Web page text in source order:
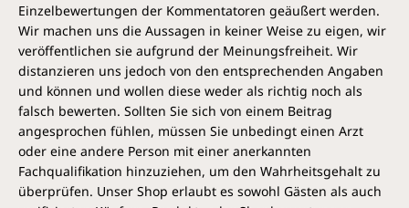
Einzelbewertungen der Kommentatoren geäußert werden.
Wir machen uns die Aussagen in keiner Weise zu eigen, wir
veröffentlichen sie aufgrund der Meinungsfreiheit. Wir
distanzieren uns jedoch von den entsprechenden Angaben
und können und wollen diese weder als richtig noch als
falsch bewerten. Sollten Sie sich von einem Beitrag
angesprochen fühlen, müssen Sie unbedingt einen Arzt
oder eine andere Person mit einer anerkannten
Fachqualifikation hinzuziehen, um den Wahrheitsgehalt zu
überprüfen. Unser Shop erlaubt es sowohl Gästen als auch